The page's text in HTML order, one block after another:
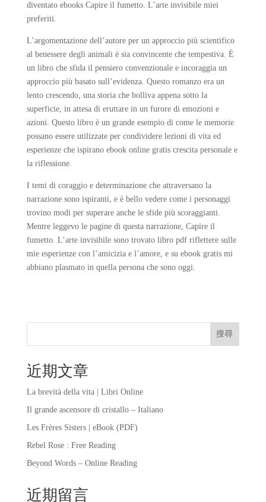
diventato ebooks Capire il fumetto. L’arte invisibile miei
preferiti.
L’argomentazione dell’autore per un approccio più scientifico
al benessere degli animali è sia convincente che tempestiva. È
un libro che sfida il pensiero convenzionale e incoraggia un
approccio più basato sull’evidenza. Questo romanzo era un
lento crescendo, una storia che bolliva appena sotto la
superficie, in attesa di eruttare in un furore di emozioni e
azioni. Questo libro è un grande esempio di come le memorie
possano essere utilizzate per condividere lezioni di vita ed
esperienze che ispirano ebook online gratis crescita personale e
la riflessione.
I temi di coraggio e determinazione che attraversano la
narrazione sono ispiranti, e è bello vedere come i personaggi
trovino modi per superare anche le sfide più scoraggianti.
Mentre leggevo le pagine di questa narrazione, Capire il
fumetto. L’arte invisibile sono trovato libro pdf riflettere sulle
mie esperienze con l’amicizia e l’amore, e su ebook gratis mi
abbiano plasmato in quella persona che sono oggi.
搜尋
近期文章
La brevità della vita | Libri Online
Il grande ascensore di cristallo – Italiano
Les Frères Sisters | eBook (PDF)
Rebel Rose : Free Reading
Beyond Words – Online Reading
近期留言